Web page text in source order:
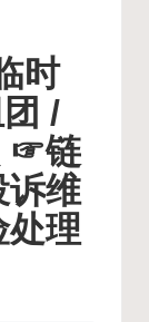
时
/
☞链
诉维
理